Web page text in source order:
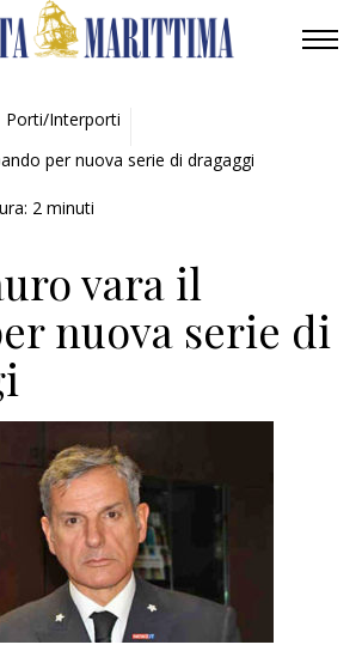
Porti/Interporti
per nuova serie di dragaggi
2 minuti
vara il
nuova serie di